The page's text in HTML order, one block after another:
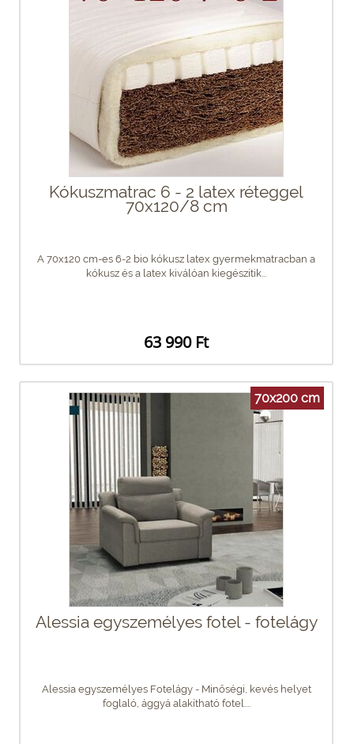
Kókuszmatrac 6 - 2 latex réteggel
70x120/8 cm
A 70x120 cm-es 6-2 bio kókusz latex gyermekmatracban a
kókusz és a latex kiválóan kiegészítik...
63 990 Ft
70x200 cm
Alessia egyszemélyes fotel - fotelágy
Alessia egyszemélyes Fotelágy - Minőségi, kevés helyet
foglaló, ággyá alakítható fotel....